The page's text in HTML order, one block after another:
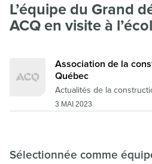
L’équipe du Grand
ACQ en visite à
Association de la
Québec
Actualités de la
3 MAI 2023
Sélectionnée comme